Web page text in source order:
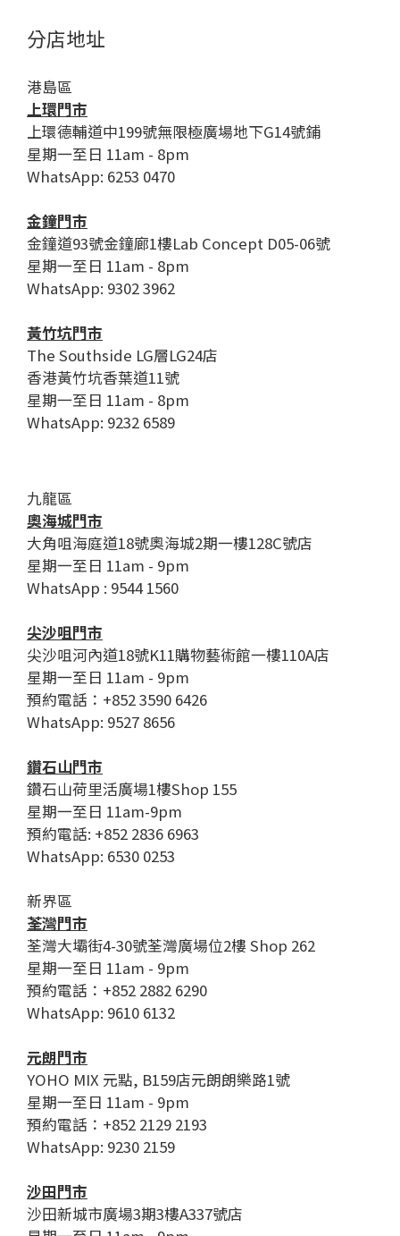
分店地址
港島區
上環門市
上環德輔道中199號無限極廣場地下G14號鋪
星期一至日 11am - 8pm
WhatsApp: 6253 0470
金鐘門市
金鐘道93號金鐘廊1樓Lab Concept D05-06號
星期一至日 11am - 8pm
WhatsApp: 9302 3962
黃竹坑門市
The Southside LG層LG24店
香港黃竹坑香葉道11號
星期一至日 11am - 8pm
WhatsApp: 9232 6589
九龍區
奧海城門市
大角咀海庭道18號奧海城2期一樓128C號店
星期一至日 11am - 9pm
WhatsApp : 9544 1560
尖沙咀門市
尖沙咀河內道18號K11購物藝術館一樓110A店
星期一至日 11am - 9pm
預約電話：+852 3590 6426
WhatsApp: 9527 8656
鑽石山門市
鑽石山荷里活廣場1樓Shop 155
星期一至日 11am-9pm
預約電話: +852 2836 6963
WhatsApp: 6530 0253
新界區
荃灣門市
荃灣大壩街4-30號荃灣廣場位2樓 Shop 262
星期一至日 11am - 9pm
預約電話：+852 2882 6290
WhatsApp: 9610 6132
元朗門市
YOHO MIX 元點, B159店元朗朗樂路1號
星期一至日 11am - 9pm
預約電話：+852 2129 2193
WhatsApp: 9230 2159
沙田門市
沙田新城市廣場3期3樓A337號店